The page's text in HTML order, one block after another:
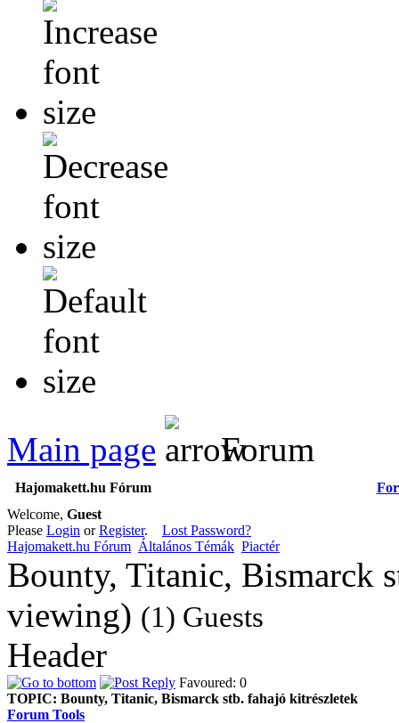
Main page Forum
Hajomakett.hu Fórum
Welcome, Guest
Please Login orRegister. Lost Password?
Hajomakett.hu Fórum Általános Témák Piactér
Bounty, Titanic, Bismarck
viewing) (1) Guests
Header
Favoured: 0
TOPIC: Bounty, Titanic, Bismarck stb. fahajó kitrészletek
Forum Tools